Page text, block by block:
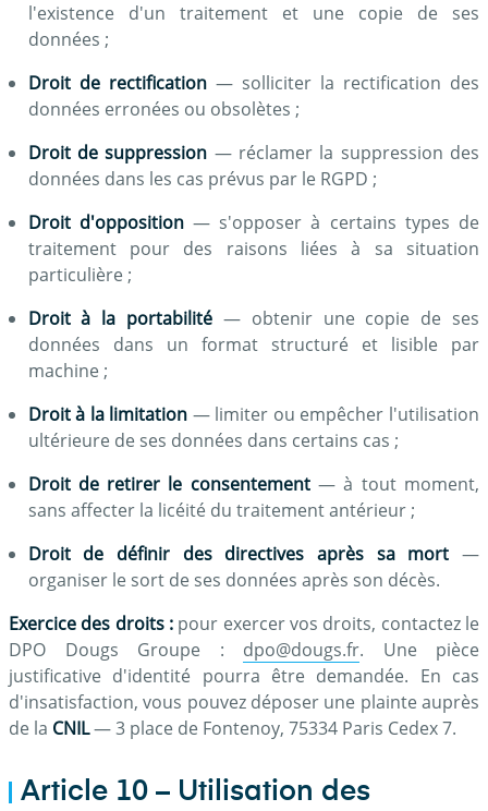
l'existence d'un traitement et une copie de ses
données ;
Droit de rectification— solliciter la rectification des
données erronées ou obsolètes ;
Droit de suppression — réclamer la suppression des
données dans les cas prévus par le RGPD ;
Droit d'opposition— s'opposer à certains types de
traitement pour des raisons liées à sa situation
particulière ;
Droit à la portabilité — obtenir une copie de ses
données dans un format structuré et lisible par
machine ;
Droit à la limitation — limiter ou empêcher l'utilisation
ultérieure de ses données dans certains cas ;
Droit de retirer le consentement— à tout moment,
sans affecter la licéité du traitement antérieur ;
Droit de définir des directives après sa mort —
organiser le sort de ses données après son décès.
Exercice des droits : pour exercer vos droits, contactez le
DPO Dougs Groupe : dpo@dougs.fr. Une pièce
justificative d'identité pourra être demandée. En cas
d'insatisfaction, vous pouvez déposer une plainte auprès
de la CNIL— 3 place de Fontenoy, 75334 Paris Cedex 7.
Article 10 – Utilisation des